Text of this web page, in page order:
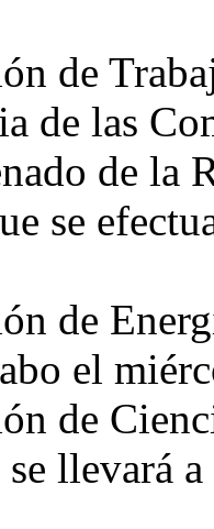
de
de las
de la
se
de
el
de
llevará